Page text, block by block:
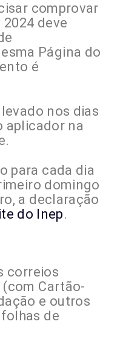
comprovar
deve
Página do
é
nos dias
aplicador na
para cada dia
domingo
a declaração
do Inep.
correios
Cartão-
e outros
de